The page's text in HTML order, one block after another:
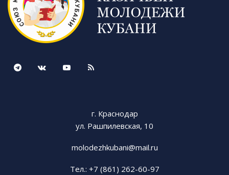
Tags: СКМК
г. Краснодар
ул. Рашпилевская, 10
molodezhkubani@mail.ru
Тел.: +7 (861) 262-60-97